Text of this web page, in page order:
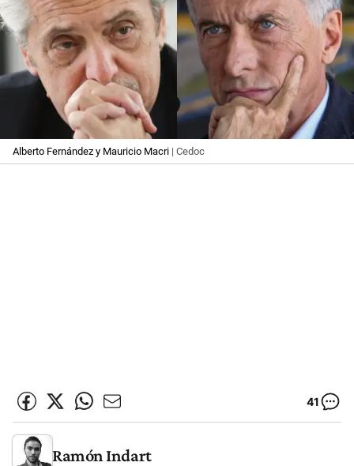
Alberto Fernández y Mauricio Macri | Cedoc
41
Ramón Indart